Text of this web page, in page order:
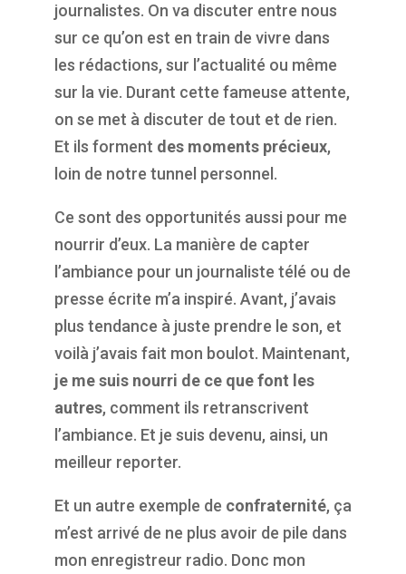
journalistes. On va discuter entre nous
sur ce qu’on est en train de vivre dans
les rédactions, sur l’actualité ou même
sur la vie. Durant cette fameuse attente,
on se met à discuter de tout et de rien.
Et ils forment des moments précieux,
loin de notre tunnel personnel.
Ce sont des opportunités aussi pour me
nourrir d’eux. La manière de capter
l’ambiance pour un journaliste télé ou de
presse écrite m’a inspiré. Avant, j’avais
plus tendance à juste prendre le son, et
voilà j’avais fait mon boulot. Maintenant,
je me suis nourri de ce que font les
autres, comment ils retranscrivent
l’ambiance. Et je suis devenu, ainsi, un
meilleur reporter.
Et un autre exemple de confraternité, ça
m’est arrivé de ne plus avoir de pile dans
mon enregistreur radio. Donc mon